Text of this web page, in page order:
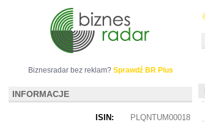
Biznesradar bez reklam? Sprawdź BR Plus
INFORMACJE
ISIN:
PLQNTUM00018